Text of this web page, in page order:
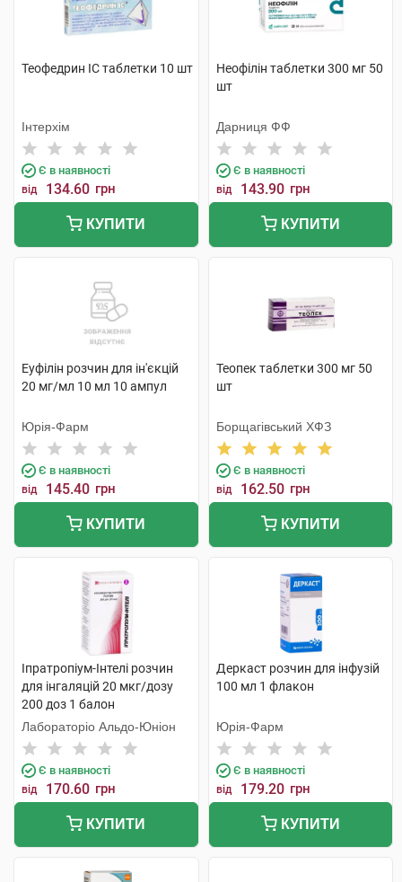
Теофедрин IC таблетки 10 шт
Інтерхім
Є в наявності
від 134.60 грн
КУПИТИ
Неофілін таблетки 300 мг 50
шт
Дарниця ФФ
Є в наявності
від 143.90 грн
КУПИТИ
Еуфілін розчин для ін'єкцій
20 мг/мл 10 мл 10 ампул
Юрія-Фарм
Є в наявності
від 145.40 грн
КУПИТИ
Теопек таблетки 300 мг 50
шт
Борщагівський ХФЗ
Є в наявності
від 162.50 грн
КУПИТИ
Іпратропіум-Інтелі розчин
для інгаляцій 20 мкг/дозу
200 доз 1 балон
Лабораторіо Альдо-Юніон
Є в наявності
від 170.60 грн
КУПИТИ
Деркаст розчин для інфузій
100 мл 1 флакон
Юрія-Фарм
Є в наявності
від 179.20 грн
КУПИТИ